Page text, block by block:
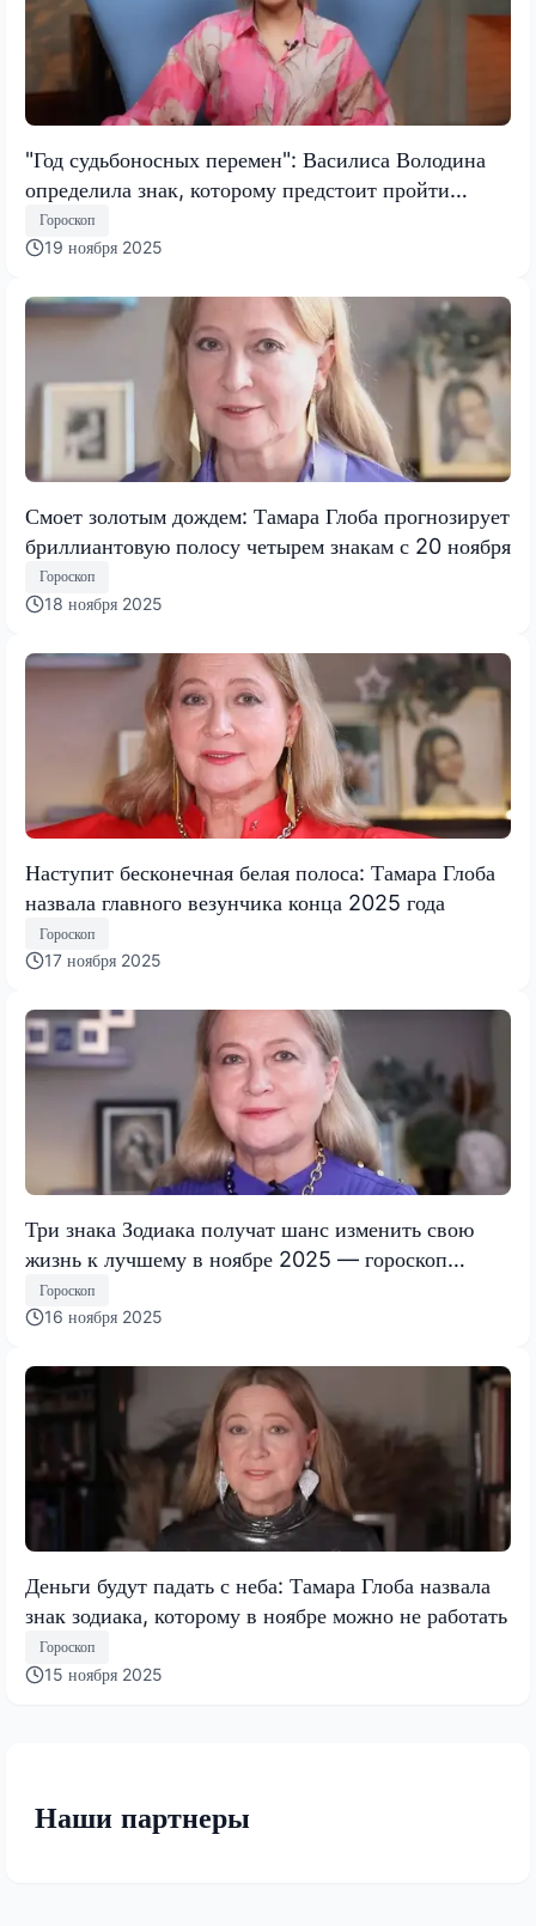
"Год судьбоносных перемен": Василиса Володина
определила знак, которому предстоит пройти
испытание, меняющее все
Гороскоп
19 ноября 2025
Смоет золотым дождем: Тамара Глоба прогнозирует
бриллиантовую полосу четырем знакам с 20 ноября
Гороскоп
18 ноября 2025
Наступит бесконечная белая полоса: Тамара Глоба
назвала главного везунчика конца 2025 года
Гороскоп
17 ноября 2025
Три знака Зодиака получат шанс изменить свою
жизнь к лучшему в ноябре 2025 — гороскоп
Тамары Глобы
Гороскоп
16 ноября 2025
Деньги будут падать с неба: Тамара Глоба назвала
знак зодиака, которому в ноябре можно не работать
Гороскоп
15 ноября 2025
Наши партнеры